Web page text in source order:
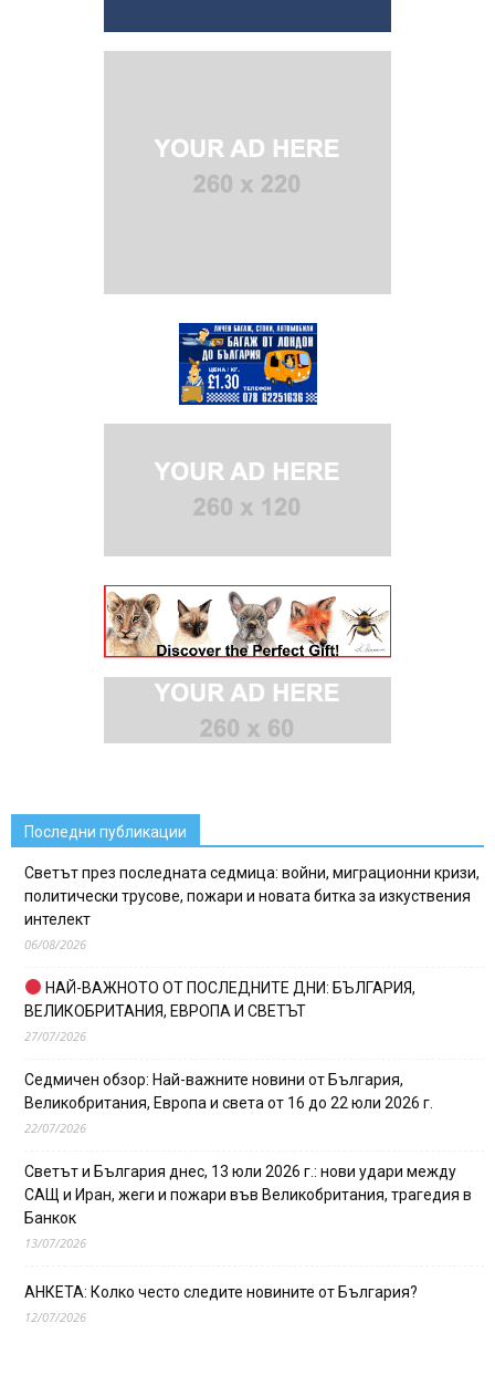
Последни публикации
Светът през последната седмица: войни, миграционни кризи,
политически трусове, пожари и новата битка за изкуствения
интелект
06/08/2026
НАЙ-ВАЖНОТО ОТ ПОСЛЕДНИТЕ ДНИ: БЪЛГАРИЯ,
ВЕЛИКОБРИТАНИЯ, ЕВРОПА И СВЕТЪТ
27/07/2026
Седмичен обзор: Най-важните новини от България,
Великобритания, Европа и света от 16 до 22 юли 2026 г.
22/07/2026
Светът и България днес, 13 юли 2026 г.: нови удари между
САЩ и Иран, жеги и пожари във Великобритания, трагедия в
Банкок
13/07/2026
АНКЕТА: Колко често следите новините от България?
12/07/2026